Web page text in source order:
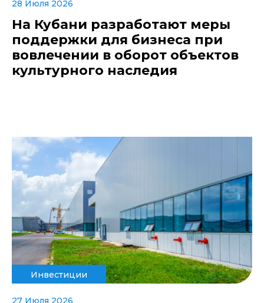
28 Июля 2026
На Кубани разработают меры
поддержки для бизнеса при
вовлечении в оборот объектов
культурного наследия
Инвестиции
27 Июля 2026